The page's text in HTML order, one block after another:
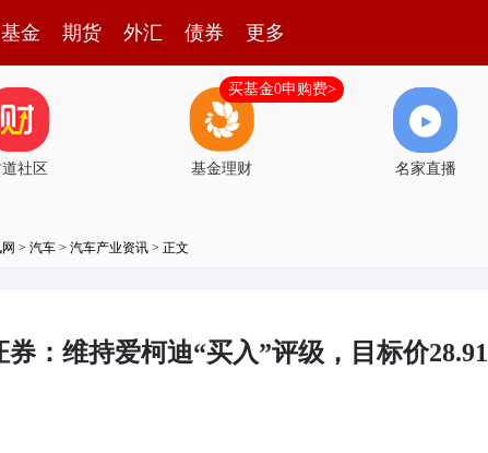
基金 期货 外汇 债券 更多
社区 基金理财
买基金0申购费>
名家直播
> 汽车 > 汽车产业资讯 > 正文
：维持爱柯迪“买入”评级，目标价28.91